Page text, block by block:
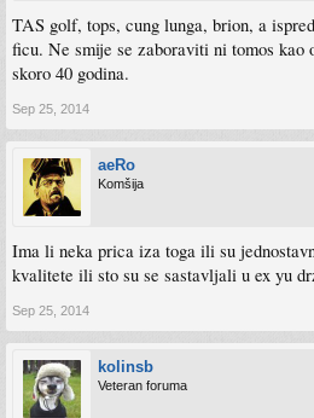
TAS golf, tops, cung lunga, brion, a
ficu. Ne smije se zaboraviti ni tomos kao
skoro 40 godina.
Sep 25, 2014
aeRo
Komšija
Ima li neka prica iza toga ili su
kvalitete ili sto su se sastavljali u ex yu
Sep 25, 2014
kolinsb
Veteran foruma